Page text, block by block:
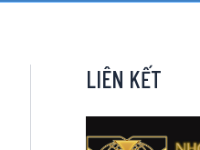
LIÊN KẾT